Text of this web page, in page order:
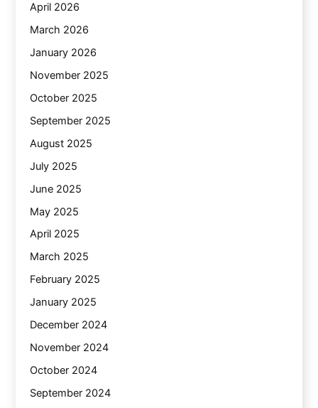
April 2026
March 2026
January 2026
November 2025
October 2025
September 2025
August 2025
July 2025
June 2025
May 2025
April 2025
March 2025
February 2025
January 2025
December 2024
November 2024
October 2024
September 2024